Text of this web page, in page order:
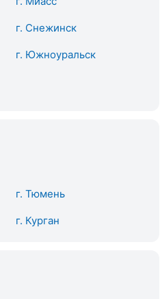
г. Снежинск
г. Южноуральск
г. Тюмень
г. Курган